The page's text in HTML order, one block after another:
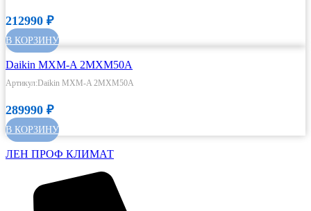
212990 ₽
В КОРЗИНУ
Daikin MXM-A 2MXM50A
Артикул:Daikin MXM-A 2MXM50A
289990 ₽
В КОРЗИНУ
ЛЕН ПРОФ КЛИМАТ